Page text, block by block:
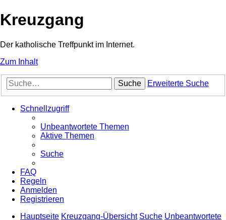
Kreuzgang
Der katholische Treffpunkt im Internet.
Zum Inhalt
Suche Erweiterte Suche
Schnellzugriff
Unbeantwortete Themen
Aktive Themen
Suche
FAQ
Regeln
Anmelden
Registrieren
Hauptseite Kreuzgang-Übersicht Suche Unbeantwortete